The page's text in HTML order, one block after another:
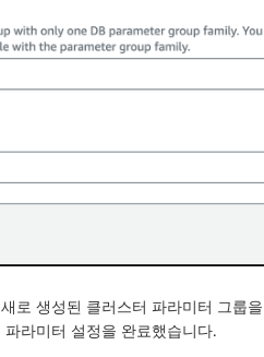
로 생성된 클러스터 파라미터 그룹
라미터 설정을 완료했습니다.